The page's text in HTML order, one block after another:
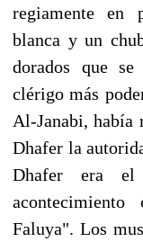
regiamente en
blanca y un
dorados que
clérigo más
Al-Janabi, había
Dhafer la
Dhafer era el
Faluya". Los